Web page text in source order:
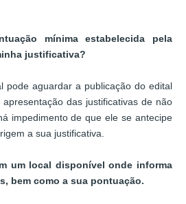
mínima estabelecida pela
justificativa?
pode aguardar a publicação do edital
das justificativas de não
impedimento de que ele se antecipe
a sua justificativa.
um local disponível onde informa
bem como a sua pontuação.